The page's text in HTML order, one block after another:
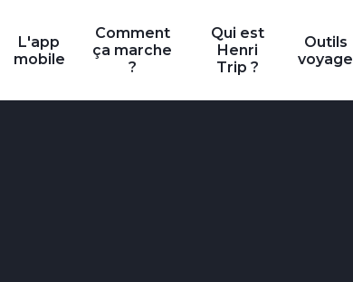
L'app
mobile
Comment
ça marche
?
Qui est
Henri
Trip ?
Outils
voyage